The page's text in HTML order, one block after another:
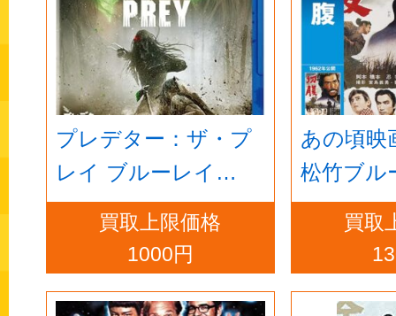
プレデター：ザ・プ
レイ ブルーレイ
+DVDセット コレク
ターズ・エディショ
ン [Blu-ray]
買取上限価格
1000円
あの頃映
松竹ブル
レクショ
[Blu-ray]
買取